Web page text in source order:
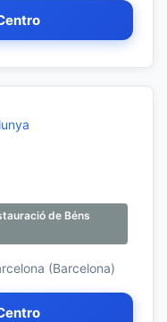
de Béns
(Barcelona)